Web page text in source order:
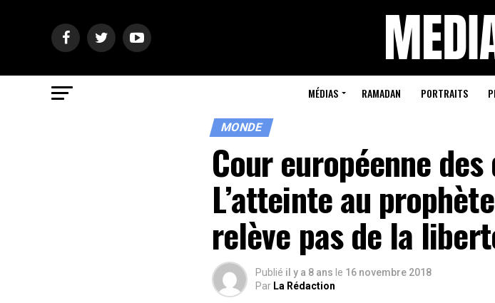
MÉDIAS RAMADAN PORTRAITS
MONDE
Cour européenne
L’atteinte au
relève pas de la
Publié il y a 8 ans le 16 novembre 2018
Par La Rédaction